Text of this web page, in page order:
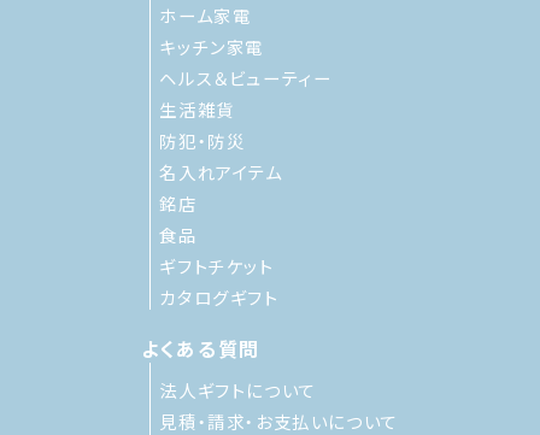
ホーム家電
キッチン家電
ヘルス＆ビューティー
生活雑貨
防犯・防災
名入れアイテム
銘店
食品
ギフトチケット
カタログギフト
よくある質問
法人ギフトについて
見積・請求・お支払いについて